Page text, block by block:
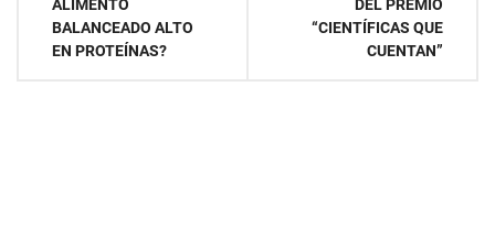
entradas
ALIMENTO
BALANCEADO ALTO
EN PROTEÍNAS?
DEL PREMIO
“CIENTÍFICAS QUE
CUENTAN”